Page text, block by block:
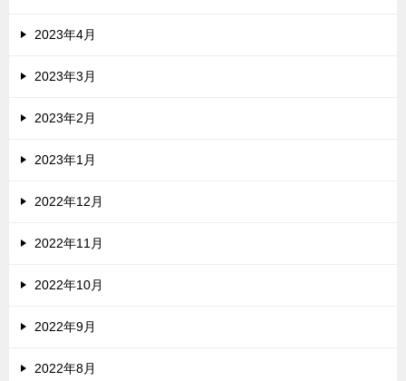
2023年4月
2023年3月
2023年2月
2023年1月
2022年12月
2022年11月
2022年10月
2022年9月
2022年8月